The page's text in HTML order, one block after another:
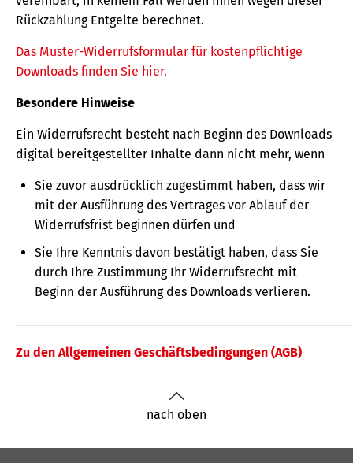
Rückzahlung Entgelte berechnet.
Das Muster-Widerrufsformular für kostenpflichtige
Downloads finden Sie hier.
Besondere Hinweise
Ein Widerrufsrecht besteht nach Beginn des Downloads
digital bereitgestellter Inhalte dann nicht mehr, wenn
Sie zuvor ausdrücklich zugestimmt haben, dass wir
mit der Ausführung des Vertrages vor Ablauf der
Widerrufsfrist beginnen dürfen und
Sie Ihre Kenntnis davon bestätigt haben, dass Sie
durch Ihre Zustimmung Ihr Widerrufsrecht mit
Beginn der Ausführung des Downloads verlieren.
Zu den Allgemeinen Geschäftsbedingungen (AGB)
nach oben